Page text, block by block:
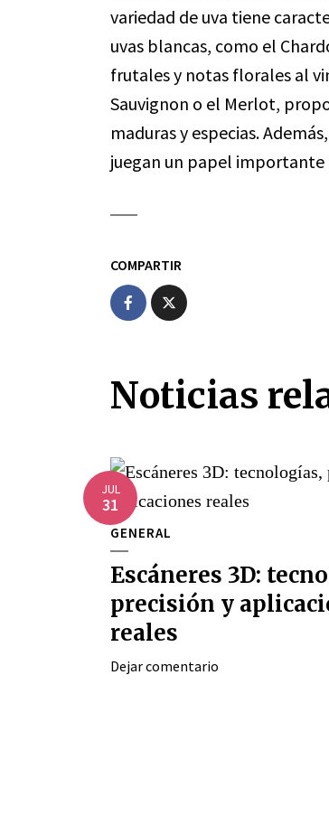
variedad de uva tiene
uvas blancas, como el
frutales y notas florales al
Sauvignon o el Merlot,
maduras y especias.
juegan un papel importante
COMPARTIR
Noticias
JUL
31
GENERAL
Escáneres 3D:
precisión y
reales
Dejar comentario